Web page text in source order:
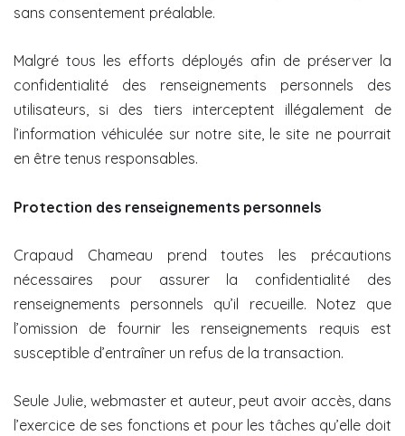
sans consentement préalable.
Malgré tous les efforts déployés afin de préserver la
confidentialité des renseignements personnels des
utilisateurs, si des tiers interceptent illégalement de
l’information véhiculée sur notre site, le site ne pourrait
en être tenus responsables.
Protection des renseignements personnels
Crapaud Chameau prend toutes les précautions
nécessaires pour assurer la confidentialité des
renseignements personnels qu’il recueille. Notez que
l’omission de fournir les renseignements requis est
susceptible d’entraîner un refus de la transaction.
Seule Julie, webmaster et auteur, peut avoir accès, dans
l’exercice de ses fonctions et pour les tâches qu’elle doit